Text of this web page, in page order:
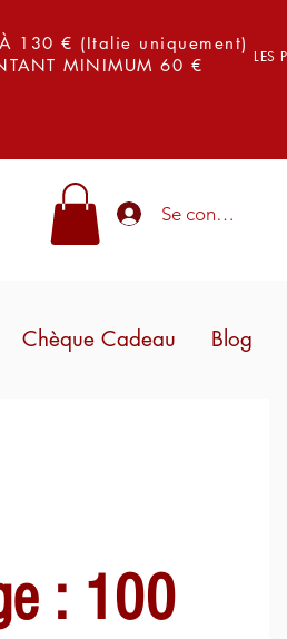
À 130 € (Italie uniquement)
MINIMUM 60 €
LES
Se connecter
Chèque Cadeau Blog
: 100